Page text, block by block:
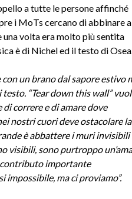
a tutte le persone affinché
i MoTs cercano di abbinare a
volta era molto più sentita
è di Nichel ed il testo di
un brano dal sapore estivo
“Tear down this wall”
di correre e di amare dove
nostri cuori deve ostacolare la
è abbattere i muri invisibili
visibili, sono purtroppo
contributo importante
impossibile, ma ci proviamo”.